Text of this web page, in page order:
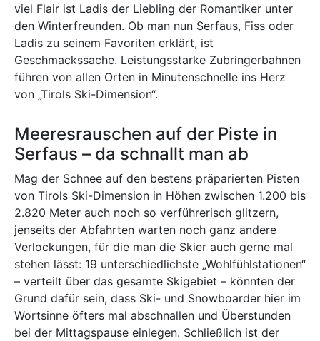
viel Flair ist Ladis der Liebling der Romantiker unter
den Winterfreunden. Ob man nun Serfaus, Fiss oder
Ladis zu seinem Favoriten erklärt, ist
Geschmackssache. Leistungsstarke Zubringerbahnen
führen von allen Orten in Minutenschnelle ins Herz
von „Tirols Ski-Dimension“.
Meeresrauschen auf der Piste in
Serfaus – da schnallt man ab
Mag der Schnee auf den bestens präparierten Pisten
von Tirols Ski-Dimension in Höhen zwischen 1.200 bis
2.820 Meter auch noch so verführerisch glitzern,
jenseits der Abfahrten warten noch ganz andere
Verlockungen, für die man die Skier auch gerne mal
stehen lässt: 19 unterschiedlichste „Wohlfühlstationen“
– verteilt über das gesamte Skigebiet – könnten der
Grund dafür sein, dass Ski- und Snowboarder hier im
Wortsinne öfters mal abschnallen und Überstunden
bei der Mittagspause einlegen. Schließlich ist der